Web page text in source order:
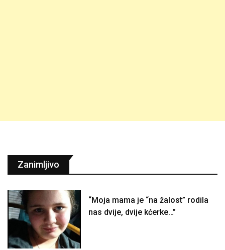
Zanimljivo
“Moja mama je “na žalost” rodila
nas dvije, dvije kćerke…”